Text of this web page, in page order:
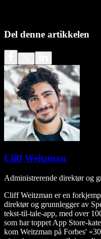
Del denne artikkelen
Cliff Weitzman
Administrerende direktør og
Cliff Weitzman er en
direktør og grunnlegger av
tekst-til-tale-app, med over
som har toppet App Store-
kom Weitzman på Forbes'